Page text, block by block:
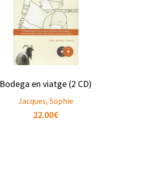
Bodega en viatge (2 CD)
Jacques, Sophie
22.00€